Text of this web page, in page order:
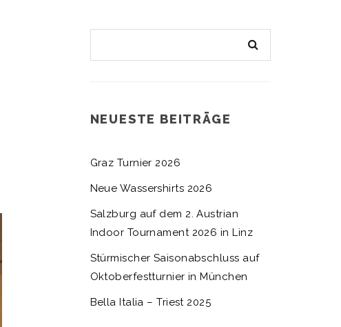
NEUESTE BEITRÄGE
Graz Turnier 2026
Neue Wassershirts 2026
Salzburg auf dem 2. Austrian
Indoor Tournament 2026 in Linz
Stürmischer Saisonabschluss auf
Oktoberfestturnier in München
Bella Italia – Triest 2025